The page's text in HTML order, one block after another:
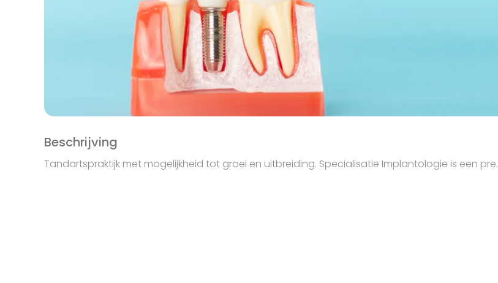
Beschrijving
Tandartspraktijk met mogelijkheid tot groei en uitbreiding. Specialisatie Implantologie is een pre.